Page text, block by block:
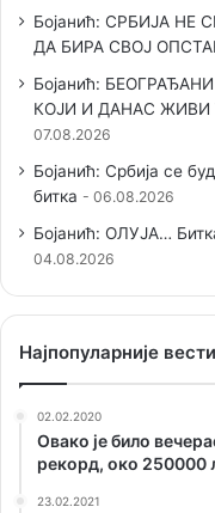
Бојанић: СРБИЈА НЕ
ДА БИРА СВОЈ
Бојанић:
КОЈИ И ДАНАС
07.08.2026
Бојанић: Србија се
битка
06.08.2026
Бојанић: ОЛУЈА…
04.08.2026
Наjпопуларније вести
02.02.2020
Овако је било
рекорд, око 250000
23.02.2021